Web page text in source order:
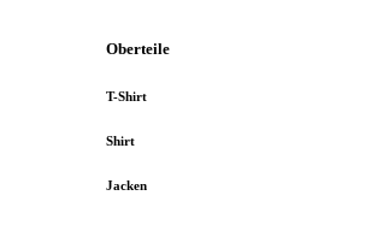
Oberteile
T-Shirt
Shirt
Jacken